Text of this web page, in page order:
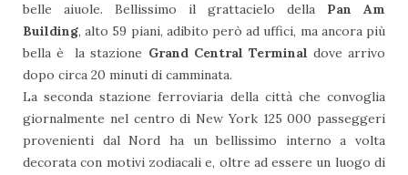
belle aiuole. Bellissimo il grattacielo della Pan Am
Building, alto 59 piani, adibito però ad uffici, ma ancora più
bella è la stazione Grand Central Terminal dove arrivo
dopo circa 20 minuti di camminata.
La seconda stazione ferroviaria della città che convoglia
giornalmente nel centro di New York 125 000 passeggeri
provenienti dal Nord ha un bellissimo interno a volta
decorata con motivi zodiacali e, oltre ad essere un luogo di